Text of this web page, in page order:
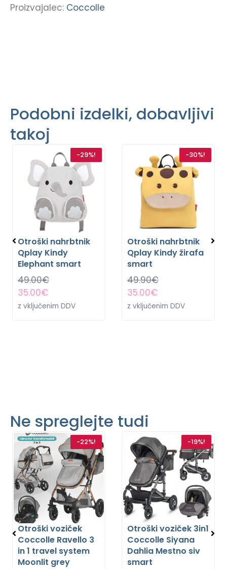
Proizvajalec: Coccolle
Podobni izdelki, dobavljivi
takoj
-29%!
Otroški nahrbtnik
Qplay Kindy
Elephant smart
49.00€
35.00€
z vključenim DDV
-30%!
Otroški nahrbtnik
Qplay Kindy žirafa
smart
49.90€
35.00€
z vključenim DDV
Ne spreglejte tudi
-22%!
Otroški voziček
Coccolle Ravello 3
in 1 travel system
Moonlit grey
-19%!
Otroški voziček 3in1
Coccolle Siyana
Dahlia Mestno siv
smart